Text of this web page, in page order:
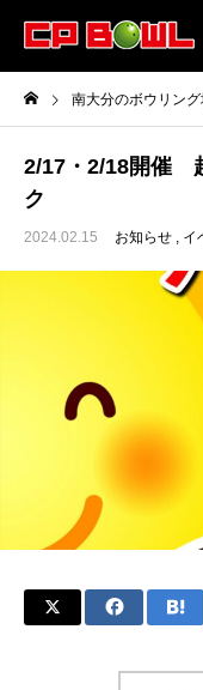
南大分のボウリン
2/17・2/18開催
ク
2024.02.15 お知らせ イ